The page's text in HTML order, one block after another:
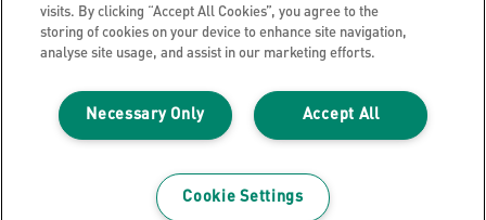
Cookie Notice
Jurdische kennisgeving
Imprint
Mijn gegevens beheren
visits. By clicking “Accept All Cookies”, you agree to the
storing of cookies on your device to enhance site navigation,
analyse site usage, and assist in our marketing efforts.
Accept All
Necessary Only
Cookie Settings